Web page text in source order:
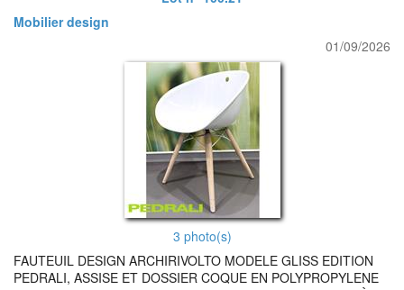
Mobilier design
01/09/2026
3 photo(s)
FAUTEUIL DESIGN ARCHIRIVOLTO MODELE GLISS EDITION
PEDRALI, ASSISE ET DOSSIER COQUE EN POLYPROPYLENE